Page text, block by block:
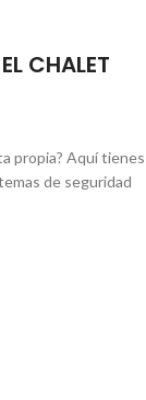
CHALET
propia? Aquí tienes
de seguridad